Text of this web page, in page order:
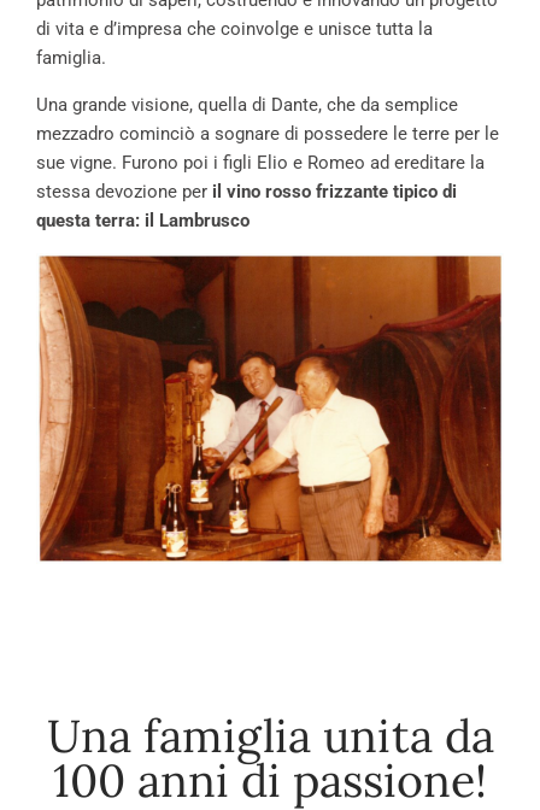
di vita e d’impresa che coinvolge e unisce tutta la
famiglia.
Una grande visione, quella di Dante, che da semplice
mezzadro cominciò a sognare di possedere le terre per le
sue vigne. Furono poi i figli Elio e Romeo ad ereditare la
stessa devozione per il vino rosso frizzante tipico di
questa terra: il Lambrusco
Una famiglia unita da
100 anni di passione!